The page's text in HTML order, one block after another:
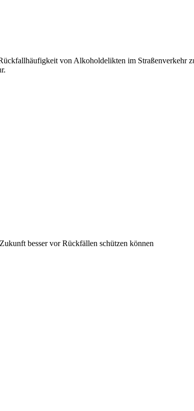
von Alkoholdelikten im Straßenverkehr
besser vor Rückfällen schützen können